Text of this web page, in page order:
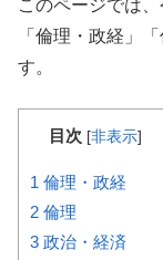
このページでは
「倫理・政経」
す。
目次 [非表示]
1 倫理・政経
2 倫理
3 政治・経済